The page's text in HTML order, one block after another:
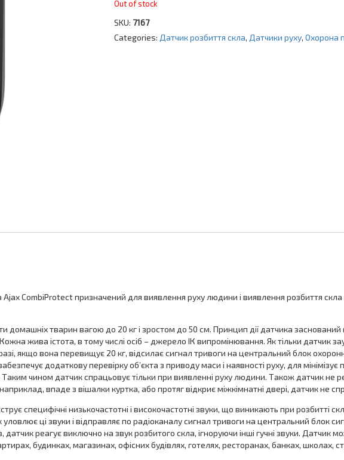
Out of stock
SKU: 7167
Categories: Датчик розбиття скла, Датчики руху,Охорона
Ajax CombiProtect призначений для виявлення руху людини і виявлення розбиття
домашніх тварин вагою до 20 кг і зростом до 50 см. Принцип дії датчика заснований
жива істота, в тому числі осіб – джерело ІК випромінювання. Як тільки датчик
якщо вона перевищує 20 кг, відсилає сигнал тривоги на центральний блок
додаткову перевірку об’єкта з приводу маси і наявності руху, для мінімізує
чином датчик спрацьовує тільки при виявленні руху людини. Також датчик не
впаде з вішалки куртка, або протяг відкриє міжкімнатні двері, датчик не
специфічні низькочастотні і високочастотні звуки, що виникають при розбитті
ці звуки і відправляє по радіоканалу сигнал тривоги на центральний блок
датчик реагує виключно на звук розбитого скла, ігноруючи інші гучні звуки. Датчик
будинках, магазинах, офісних будівлях, готелях, ресторанах, банках, школах,